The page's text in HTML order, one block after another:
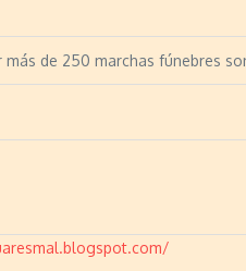
de 250 marchas fúnebres